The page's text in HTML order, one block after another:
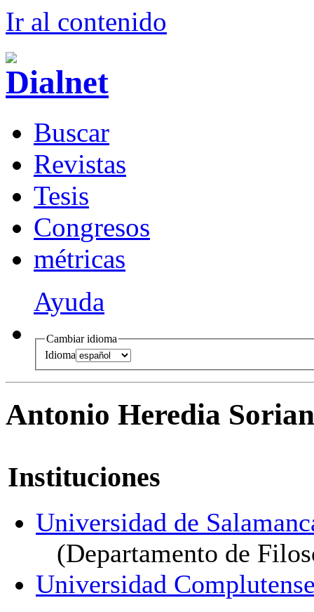
Ir al contenido
Buscar
Revistas
Tesis
Congresos
métricas
Ayuda
Cambiar idioma
Idioma
Antonio Heredia
Instituciones
Universidad de
(Departamento de
Universidad